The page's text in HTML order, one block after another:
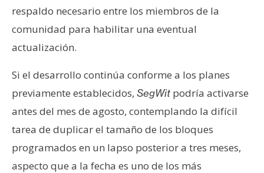
T
e
a
s
R
e
c
respaldo necesario entre los miembros de la
comunidad para habilitar una eventual
actualización.
Si el desarrollo continúa conforme a los planes
previamente establecidos, SegWit podría activarse
antes del mes de agosto, contemplando la difícil
tarea de duplicar el tamaño de los bloques
programados en un lapso posterior a tres meses,
aspecto que a la fecha es uno de los más